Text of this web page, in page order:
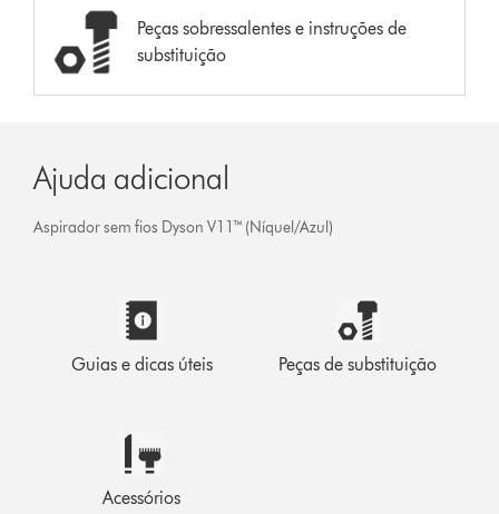
Peças sobressalentes e instruções de
substituição
Ajuda adicional
Aspirador sem fios Dyson V11™ (Níquel/Azul)
Guias e dicas úteis Peças de substituição
Acessórios